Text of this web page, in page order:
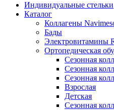
Индивидуальные стельки
Каталог
Коллагены
Бады
Электровитамины
Ортопедическая
Сезонная
Сезонная
Сезонная
Взрослая
Детская
Сезонная